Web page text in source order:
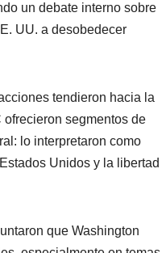
un debate interno sobre
UU. a desobedecer
tendieron hacia la
segmentos de
lo interpretaron como
Unidos y la libertad
que Washington